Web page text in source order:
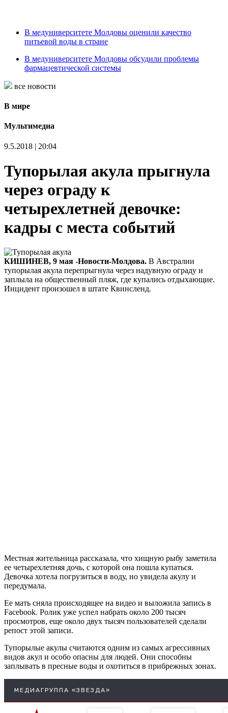
В медуниверситете Молдовы оценили качество
питьевой воды в стране
В медуниверситете Молдовы обсудили проблемы
фармацевтической системы
все новости
В мире
Мультимедиа
9.5.2018 | 20:04
Тупорылая акула прыгнула
через ограду к
четырехлетней девочке:
кадры с места событий
КИШИНЕВ, 9 мая -Новости-Молдова. В Австралии
тупорылая акула перепрыгнула через надувную ограду и
заплыла на общественный пляж, где купались отдыхающие.
Инцидент произошел в штате Квинсленд.
Местная жительница рассказала, что хищную рыбу заметила
ее четырехлетняя дочь, с которой она пошла купаться.
Девочка хотела погрузиться в воду, но увидела акулу и
передумала.
Ее мать сняла происходящее на видео и выложила запись в
Facebook. Ролик уже успел набрать около 200 тысяч
просмотров, еще около двух тысяч пользователей сделали
репост этой записи.
Тупорылые акулы считаются одним из самых агрессивных
видов акул и особо опасны для людей. Они способны
заплывать в пресные воды и охотиться в прибрежных зонах.